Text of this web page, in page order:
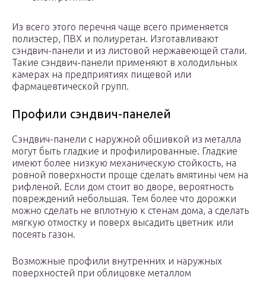
Из всего этого перечня чаще всего применяется
полиэстер, ПВХ и полиуретан. Изготавливают
сэндвич-панели и из листовой нержавеющей стали.
Такие сэндвич-панели применяют в холодильных
камерах на предприятиях пищевой или
фармацевтической групп.
Профили сэндвич-панелей
Сэндвич-панели с наружной обшивкой из металла
могут быть гладкие и профилированные. Гладкие
имеют более низкую механическую стойкость, на
ровной поверхности проще сделать вмятины чем на
рифленой. Если дом стоит во дворе, вероятность
повреждений небольшая. Тем более что дорожки
можно сделать не вплотную к стенам дома, а сделать
мягкую отмостку и поверх высадить цветник или
посеять газон.
Возможные профили внутренних и наружных
поверхностей при облицовке металлом